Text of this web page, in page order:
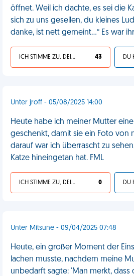
öffnet. Weil ich dachte, es sei die
sich zu uns gesellen, du kleines
danke, ist nett gemeint…“ Es war
ICH STIMME ZU, DEIN LEBEN IST SCHEISSE 43
Unter jroff - 05/08/2025 14:00
Heute habe ich meiner Mutter
geschenkt, damit sie ein Foto von
darauf war ich überrascht zu
Katze hineingetan hat. FML
ICH STIMME ZU, DEIN LEBEN IST SCHEISSE 0
Unter Mitsune - 09/04/2025 07:48
Heute, ein großer Moment der
lachen musste, nachdem meine
unbedarft sagte: 'Man merkt, dass